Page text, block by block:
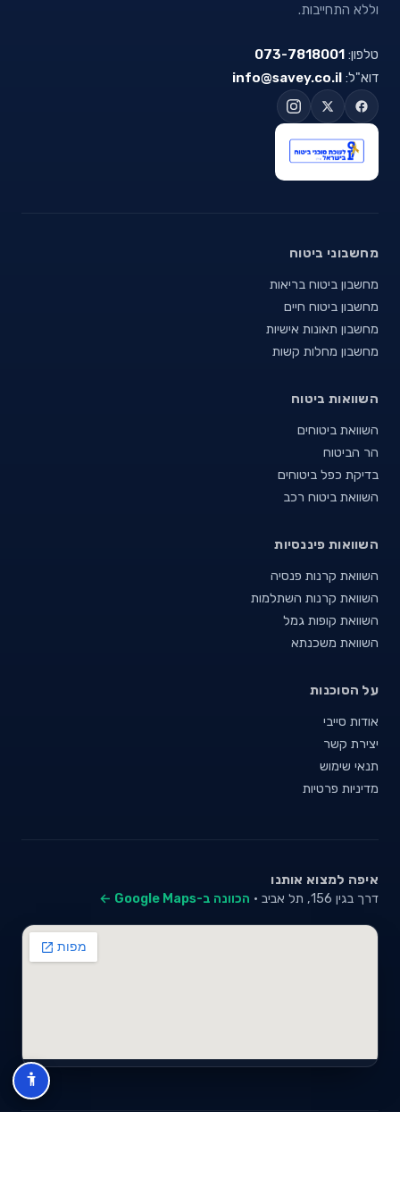
וללא התחייבות.
טלפון: 073-7818001
דוא"ל: info@savey.co.il
מחשבוני ביטוח
מחשבון ביטוח בריאות
מחשבון ביטוח חיים
מחשבון תאונות אישיות
מחשבון מחלות קשות
השוואות ביטוח
השוואת ביטוחים
הר הביטוח
בדיקת כפל ביטוחים
השוואת ביטוח רכב
השוואות פיננסיות
השוואת קרנות פנסיה
השוואת קרנות השתלמות
השוואת קופות גמל
השוואת משכנתא
על הסוכנות
אודות סייבי
יצירת קשר
תנאי שימוש
מדיניות פרטיות
איפה למצוא אותנו
דרך בגין 156, תל אביב · הכוונה ב-Google Maps ←